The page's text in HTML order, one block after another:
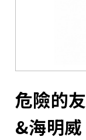
危險的
&海明威